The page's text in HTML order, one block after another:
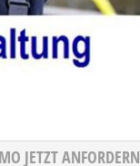
JETZT ANFORDERN